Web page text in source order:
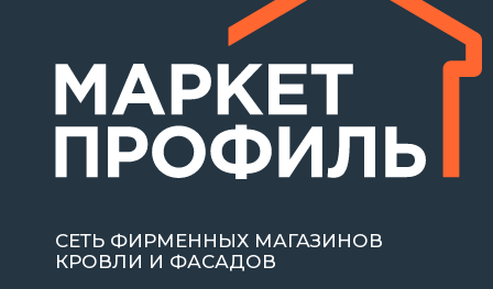
СЕТЬ ФИРМЕННЫХ МАГАЗИНОВ
КРОВЛИ И ФАСАДОВ